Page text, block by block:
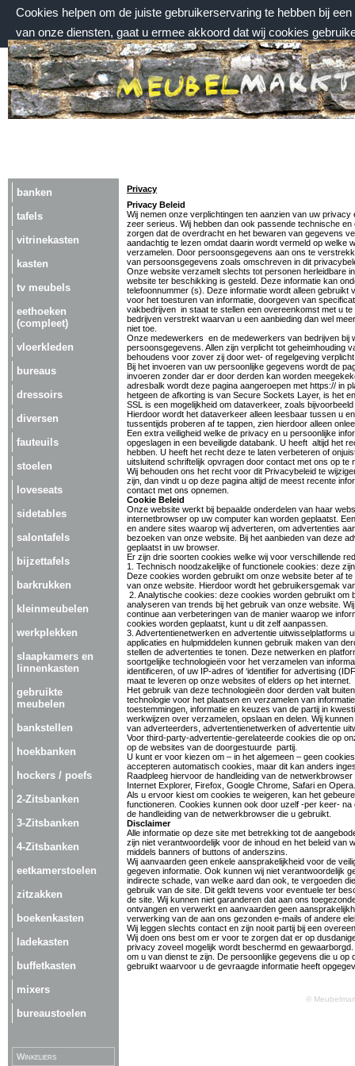
Cookies helpen om de juiste gebruikerservaring te hebben bij
van onze diensten, gaat u ermee akkoord dat wij cookies
donderdag 6 augustus 2026, 22:46 uur
Welkom bij Meubelmarktplein.nl
banken
tafels
vitrinekasten
kasten
tv meubels
eethoeken
(compleet)
vloerkleden
bureaus
dressoirs
diversen
fauteuils
stoelen
loveseats
sidetables
salontafels
bijzettafels
barkrukken
kleinmeubelen
werkplekken
slaapkamers en
linnenkasten
gebruikte
meubelen
bankstellen
hoekbanken
hockers / poefs
2-Zitsbanken
3-Zitsbanken
4-Zitsbanken
eetkamerstoelen
zitzakken
boekenkasten
ladekasten
buffetkasten
mixers
bureaustoelen
Winkeliers
Privacy
Privacy Beleid
Wij nemen onze verplichtingen ten aanzien van uw
zeer serieus. Wij hebben dan ook passende technische
zorgen dat de overdracht en het bewaren van gegevens
aandachtig te lezen omdat daarin wordt vermeld op welke
verzamelen. Door persoonsgegevens aan ons te
van persoonsgegevens zoals omschreven in dit
Onze website verzamelt slechts tot personen herleidbare
website ter beschikking is gesteld. Deze informatie kan
telefoonnummer (s). Deze informatie wordt alleen gebruikt
voor het toesturen van informatie, doorgeven van
vakbedrijven in staat te stellen een overeenkomst met u
bedrijven verstrekt waarvan u een aanbieding dan wel
niet toe.
Onze medewerkers en de medewerkers van bedrijven bij
persoonsgegevens. Allen zijn verplicht tot geheimhouding
behoudens voor zover zij door wet- of regelgeving
Bij het invoeren van uw persoonlijke gegevens wordt de
invoeren zonder dar er door derden kan worden
adresbalk wordt deze pagina aangeroepen met https:// in
hetgeen de afkorting is van Secure Sockets Layer, is het
SSL is een mogelijkheid om dataverkeer, zoals
Hierdoor wordt het dataverkeer alleen leesbaar tussen u
tussentijds proberen af te tappen, zien hierdoor alleen
Een extra veiligheid welke de privacy en u persoonlijke
opgeslagen in een beveiligde databank. U heeft altijd het
hebben. U heeft het recht deze te laten verbeteren of
uitsluitend schriftelijk opvragen door contact met ons op te
Wij behouden ons het recht voor dit Privacybeleid te
zijn, dan vindt u op deze pagina altijd de meest recente
contact met ons opnemen.
Cookie Beleid
Onze website werkt bij bepaalde onderdelen van haar
internetbrowser op uw computer kan worden geplaatst.
en andere sites waarop wij adverteren, om advertenties
bezoeken van onze website. Bij het aanbieden van deze
geplaatst in uw browser.
Er zijn drie soorten cookies welke wij voor verschillende
1. Technisch noodzakelijke of functionele cookies: deze
Deze cookies worden gebruikt om onze website beter af
van onze website. Hierdoor wordt het gebruikersgemak
2. Analytische cookies: deze cookies worden gebruikt
analyseren van trends bij het gebruik van onze website.
continue aan verbeteringen van de manier waarop we
cookies worden geplaatst, kunt u dit zelf aanpassen.
3. Advertentienetwerken en advertentie uitwisselplatforms
applicaties en hulpmiddelen kunnen gebruik maken van
stellen de advertenties te tonen. Deze netwerken en
soortgelijke technologieën voor het verzamelen van
identificeren, of uw IP-adres of ‘identifier for advertising
maat te leveren op onze websites of elders op het internet.
Het gebruik van deze technologieën door derden valt
technologie voor het plaatsen en verzamelen van
toestemmingen, informatie en keuzes van de partij in
werkwijzen over verzamelen, opslaan en delen. Wij
van adverteerders, advertentienetwerken of advertentie
Voor third-party-advertentie-gerelateerde cookies die op
op de websites van de doorgestuurde partij.
U kunt er voor kiezen om – in het algemeen – geen
accepteren automatisch cookies, maar dit kan anders
Raadpleeg hiervoor de handleiding van de
Internet Explorer, Firefox, Google Chrome, Safari en Opera.
Als u ervoor kiest om cookies te weigeren, kan het
functioneren. Cookies kunnen ook door uzelf -per keer-
de handleiding van de netwerkbrowser die u gebruikt.
Disclaimer
Alle informatie op deze site met betrekking tot de
zijn niet verantwoordelijk voor de inhoud en het beleid
middels banners of buttons of anderszins.
Wij aanvaarden geen enkele aansprakelijkheid voor de
gegeven informatie. Ook kunnen wij niet verantwoordelijk
indirecte schade, van welke aard dan ook, te vergoeden
gebruik van de site. Dit geldt tevens voor eventuele ter
de site. Wij kunnen niet garanderen dat aan ons
ontvangen en verwerkt en aanvaarden geen
verwerking van de aan ons gezonden e-mails of andere
Wij leggen slechts contact en zijn nooit partij bij een
Wij doen ons best om er voor te zorgen dat er op
privacy zoveel mogelijk wordt beschermd en
om u van dienst te zijn. De persoonlijke gegevens die u
gebruikt waarvoor u de gevraagde informatie heeft
©